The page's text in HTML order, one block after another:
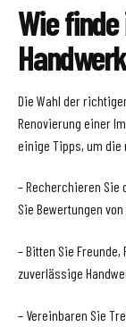
Wie
Die Wahl der
Renovierung einer
einige Tipps, um die
– Recherchieren Sie
Sie Bewertungen
– Bitten Sie
zuverlässige
– Vereinbaren Sie